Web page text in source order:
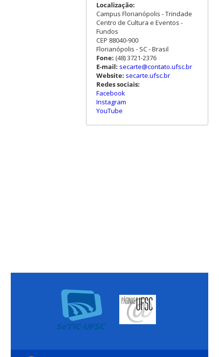
Localização:
Campus Florianópolis - Trindade
Centro de Cultura e Eventos -
Fundos
CEP 88040-900
Florianópolis - SC - Brasil
Fone: (48) 3721-2376
E-mail: secarte@contato.ufsc.br
Website: secarte.ufsc.br
Redes sociais:
Facebook
Instagram
YouTube